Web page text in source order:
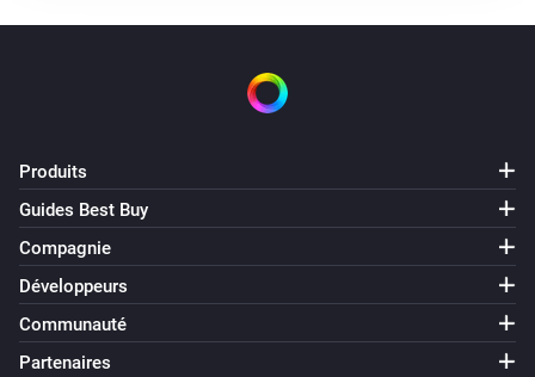
Produits
Guides Best Buy
Compagnie
Développeurs
Communauté
Partenaires